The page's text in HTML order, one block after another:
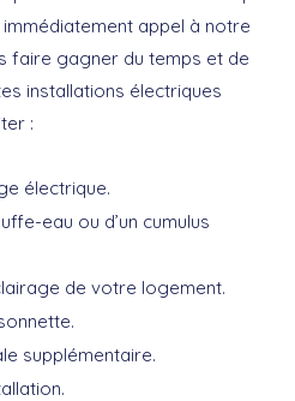
appel à notre
faire gagner du temps et de
installations électriques
:
électrique.
eau ou d’un cumulus
de votre logement.
supplémentaire.